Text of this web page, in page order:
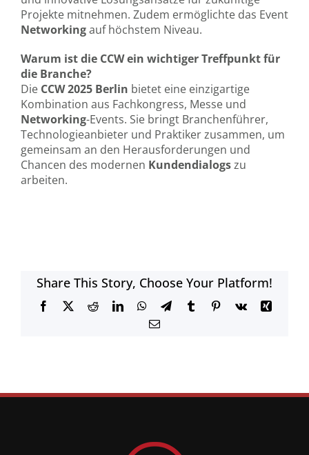
Projekte mitnehmen. Zudem ermöglichte das Event
Networkingauf höchstem Niveau.
Warum ist die CCW ein wichtiger Treffpunkt für
die Branche?
Die CCW 2025 Berlin bietet eine einzigartige
Kombination aus Fachkongress, Messe und
Networking-Events. Sie bringt Branchenführer,
Technologieanbieter und Praktiker zusammen, um
gemeinsam an den Herausforderungen und
Chancen des modernen Kundendialogszu
arbeiten.
Share This Story, Choose Your Platform!
Facebook
X RedditLinkedInWhatsApp
TelegramTumblrPinterest
Vk
Xing
E-